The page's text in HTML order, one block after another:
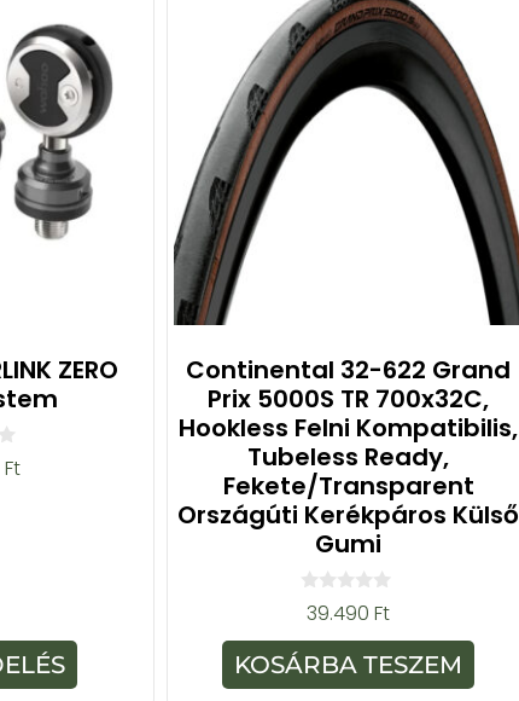
ZERO
Ft
Continental 32-622 Grand
Prix 5000S TR 700x32C,
Hookless Felni Kompatibilis,
Tubeless Ready,
Fekete/transparent
Országúti Kerékpáros Külső
Gumi
0
a
z
5
-
b
39.490Ft
KOSÁRBA TESZEM